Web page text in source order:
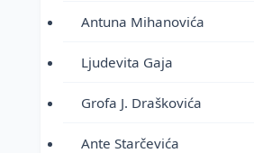
Antuna Mihanovića
Ljudevita Gaja
Grofa J. Draškovića
Ante Starčevića